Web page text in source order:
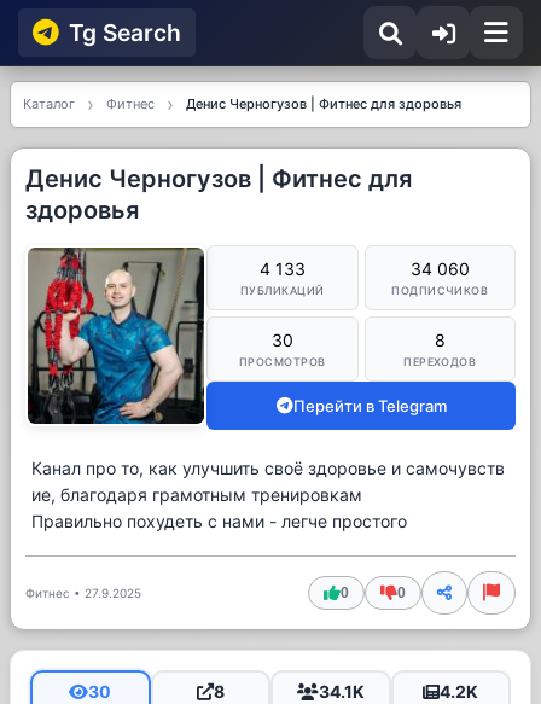
Tg Searсh
Каталог Фитнес Денис Черногузов | Фитнес для здоровья
Денис Черногузов | Фитнес для
здоровья
4 133
ПУБЛИКАЦИЙ
34 060
ПОДПИСЧИКОВ
30
ПРОСМОТРОВ
8
ПЕРЕХОДОВ
Перейти в Telegram
Канал про то, как улучшить своё здоровье и самочувств
ие, благодаря грамотным тренировкам
Правильно похудеть с нами - легче простого
Фитнес • 27.9.2025 0 0
30 8 34.1K 4.2K